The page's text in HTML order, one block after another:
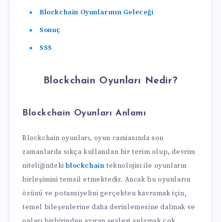
Blockchain Oyunlarının Geleceği
Sonuç
SSS
Blockchain Oyunları Nedir?
Blockchain Oyunları Anlamı
Blockchain oyunları, oyun camiasında son
zamanlarda sıkça kullanılan bir terim olup, devrim
niteliğindekiblockchain teknolojisi ile oyunların
birleşimini temsil etmektedir. Ancak bu oyunların
özünü ve potansiyelini gerçekten kavramak için,
temel bileşenlerine daha derinlemesine dalmak ve